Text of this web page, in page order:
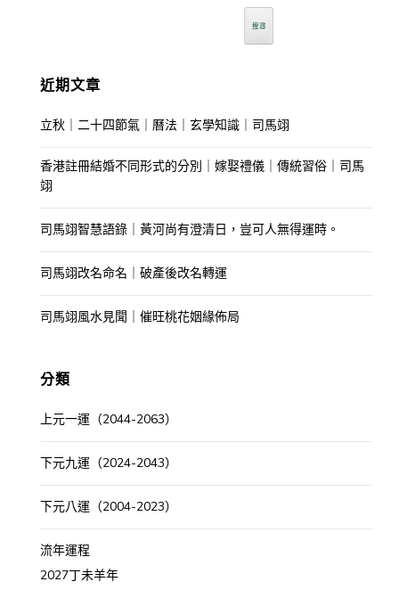
搜尋
近期文章
立秋｜二十四節氣｜曆法｜玄學知識｜司馬翊
香港註冊結婚不同形式的分別｜嫁娶禮儀｜傳統習俗｜司馬
翊
司馬翊智慧語錄｜黃河尚有澄清日，豈可人無得運時。
司馬翊改名命名｜破產後改名轉運
司馬翊風水見聞｜催旺桃花姻緣佈局
分類
上元一運（2044-2063）
下元九運（2024-2043）
下元八運（2004-2023）
流年運程
2027丁未羊年